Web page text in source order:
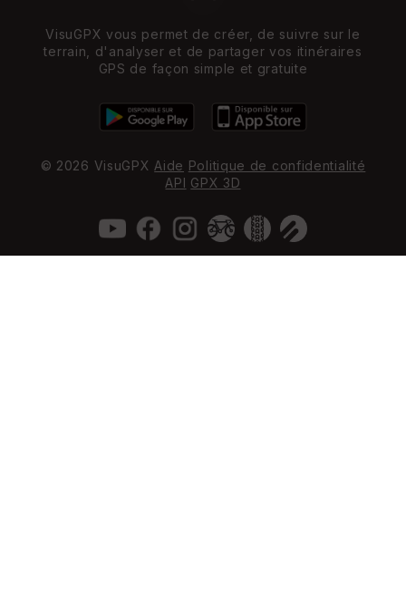
VisuGPX vous permet de créer, de suivre sur le
terrain, d'analyser et de partager vos itinéraires
GPS de façon simple et gratuite
© 2026 VisuGPX Aide Politique de confidentialité
API GPX 3D